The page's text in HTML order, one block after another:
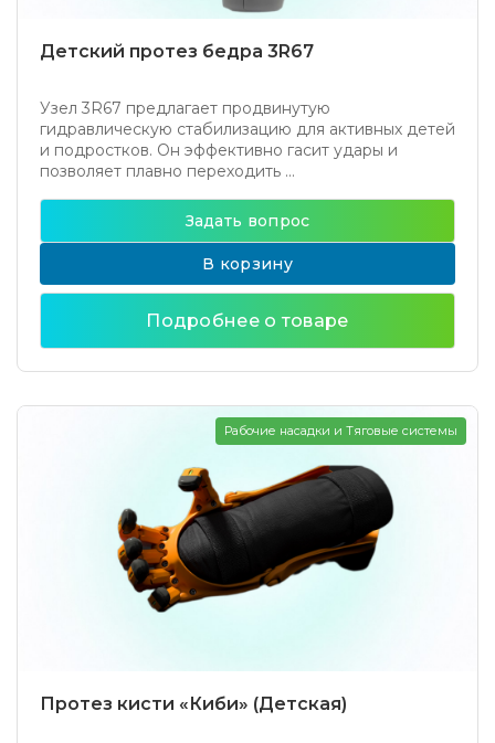
Детский протез бедра 3R67
Узел 3R67 предлагает продвинутую
гидравлическую стабилизацию для активных детей
и подростков. Он эффективно гасит удары и
позволяет плавно переходить ...
Задать вопрос
В корзину
Подробнее о товаре
Протез кисти «Киби» (Детская)
Рабочие насадки и Тяговые системы